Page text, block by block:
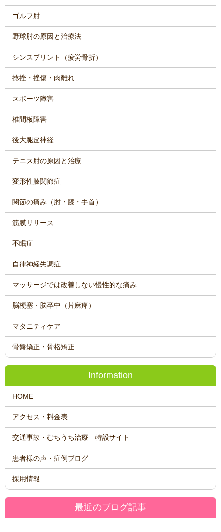
ゴルフ肘
野球肘の原因と治療法
シンスプリント（疲労骨折）
捻挫・挫傷・肉離れ
スポーツ障害
椎間板障害
後大腿皮神経
テニス肘の原因と治療
変形性膝関節症
関節の痛み（肘・膝・手首）
筋膜リリース
不眠症
自律神経失調症
マッサージでは改善しない慢性的な痛み
脳梗塞・脳卒中 （片麻痺）
マタニティケア
骨盤矯正・骨格矯正
Information
HOME
アクセス・料金表
交通事故・むちうち治療 特設サイト
患者様の声・症例ブログ
採用情報
最近のブログ記事